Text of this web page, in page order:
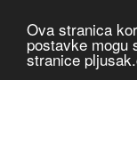
Ova stranica
postavke mogu
stranice